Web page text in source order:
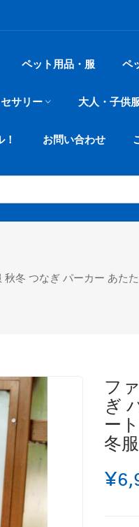
ペット用品・服 ペ
サリー 大人・子供
お問い合わせ
冬 つなぎ パーカー あ
フ
ぎ
ー
冬服